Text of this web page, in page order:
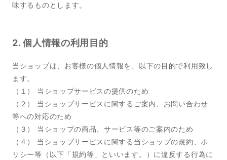
味するものとします。
2. 個人情報の利用目的
当ショップは、お客様の個人情報を、以下の目的で利用致し
ます。
（１） 当ショップサービスの提供のため
（２） 当ショップサービスに関するご案内、お問い合わせ
等への対応のため
（３） 当ショップの商品、サービス等のご案内のため
（４） 当ショップサービスに関する当ショップの規約、ポ
リシー等（以下「規約等」といいます。）に違反する行為に